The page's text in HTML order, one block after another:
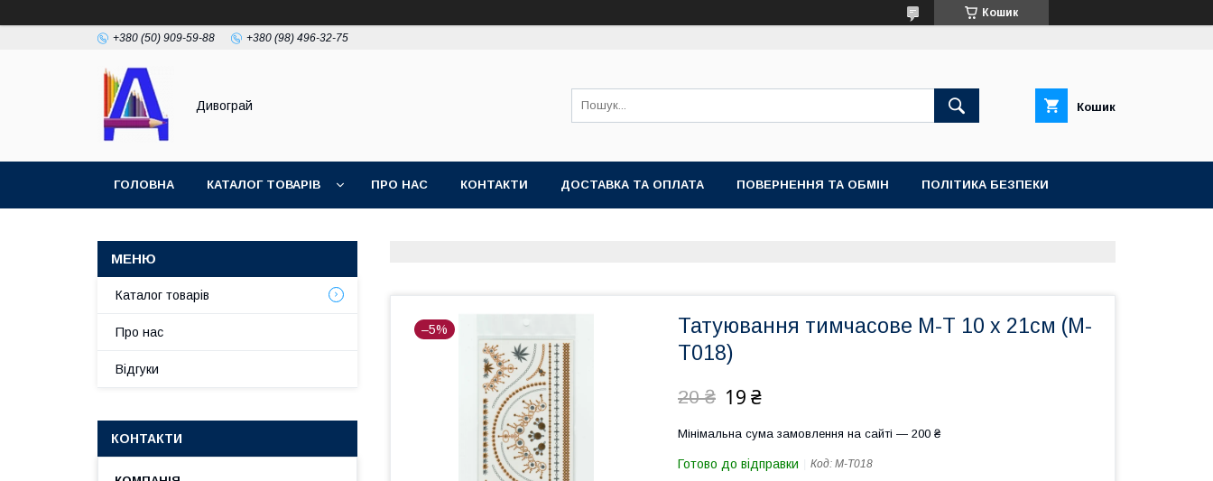
Кошик
+380 (50) 909-59-88 +380 (98) 496-32-75
Дивограй Кошик
ГОЛОВНА КАТАЛОГ ТОВАРІВ ПРО НАС КОНТАКТИ ДОСТАВКА ТА ОПЛАТА ПОВЕРНЕННЯ ТА ОБМІН ПОЛІТИКА БЕЗПЕКИ
–5%
Татуювання тимчасове M-T 10 х 21см (M-
T018)
20 ₴ 19 ₴
Мінімальна сума замовлення на сайті — 200 ₴
Готово до відправки Код: M-T018
Каталог товарів
Про нас
Відгуки
КОНТАКТИ